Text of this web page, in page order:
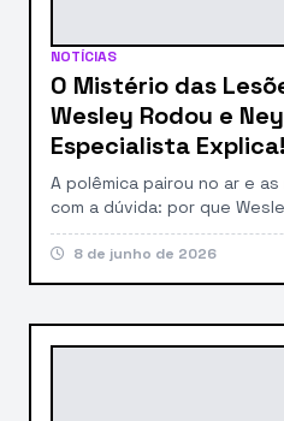
NOTÍCIAS
O Mistério das
Wesley Rodou e
Especialista Explica!
A polêmica pairou no ar e
com a dúvida: por que
enquanto Neymar, também
A questão que agitou os
foi desvendada! Em
atletas de alto rendimento,
luz […]
8 de junho de 2026